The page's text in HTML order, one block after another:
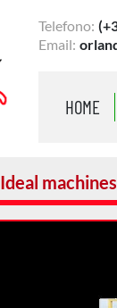
Telefono:
Email:
HOME
Ideal machines